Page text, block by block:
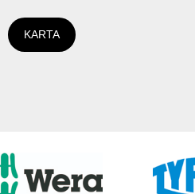
KARTA